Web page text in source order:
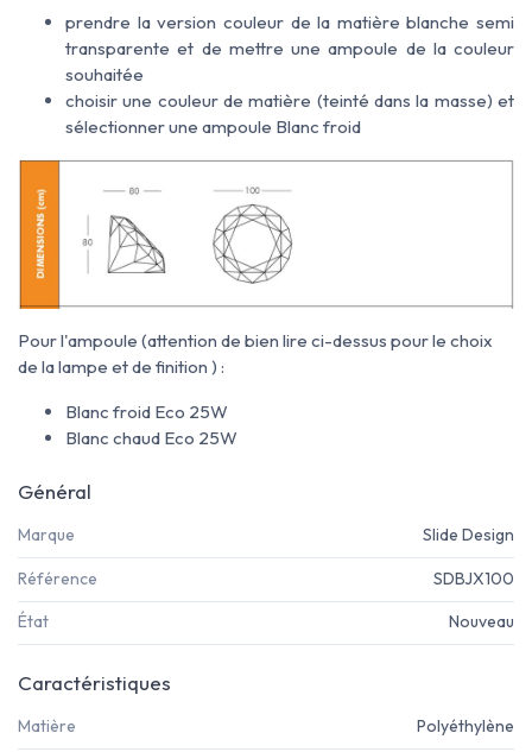
prendre la version couleur de la matière blanche semi
transparente et de mettre une ampoule de la couleur
souhaitée
choisir une couleur de matière (teinté dans la masse) et
sélectionner une ampoule Blanc froid
Pour l'ampoule (attention de bien lire ci-dessus pour le choix
de la lampe et de finition ) :
Blanc froid Eco 25W
Blanc chaud Eco 25W
Général
Marque Slide Design
Référence SDBJX100
État Nouveau
Caractéristiques
Matière Polyéthylène